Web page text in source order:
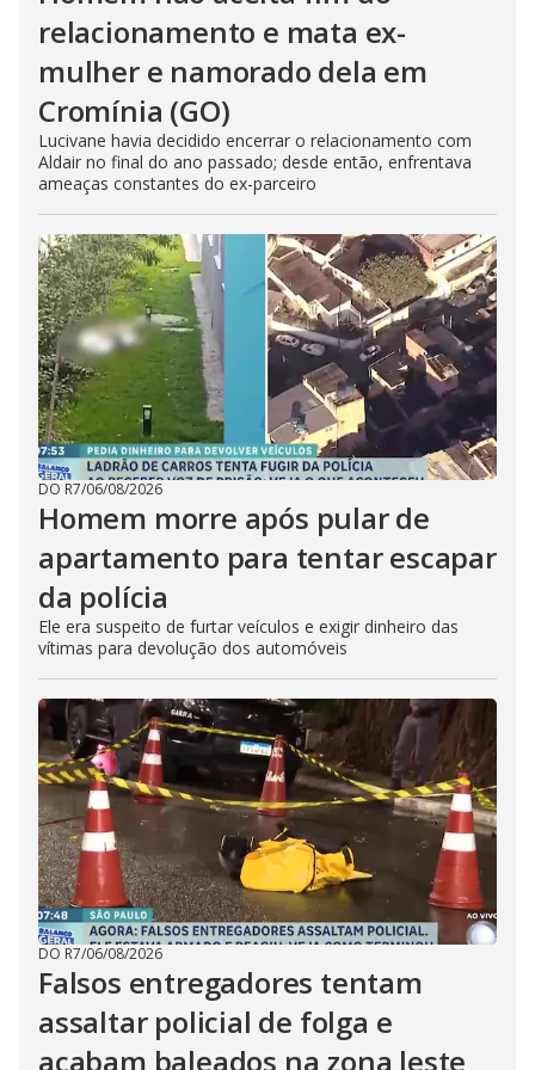
relacionamento e mata ex-
mulher e namorado dela em
Cromínia (GO)
Lucivane havia decidido encerrar o relacionamento com
Aldair no final do ano passado; desde então, enfrentava
ameaças constantes do ex-parceiro
DO R7/06/08/2026
Homem morre após pular de
apartamento para tentar escapar
da polícia
Ele era suspeito de furtar veículos e exigir dinheiro das
vítimas para devolução dos automóveis
DO R7/06/08/2026
Falsos entregadores tentam
assaltar policial de folga e
acabam baleados na zona leste